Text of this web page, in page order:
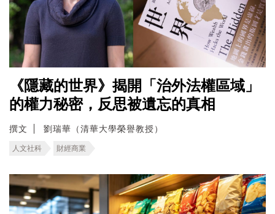
《隱藏的世界》揭開「治外法權區域」
的權力秘密，反思被遺忘的真相
撰文 劉瑞華（清華大學榮譽教授）
人文社科 財經商業